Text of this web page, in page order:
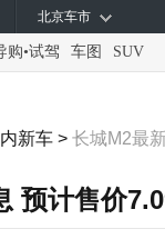
北京车市
购•试驾 车图 SUV
新车 > 长城M2最
预计售价